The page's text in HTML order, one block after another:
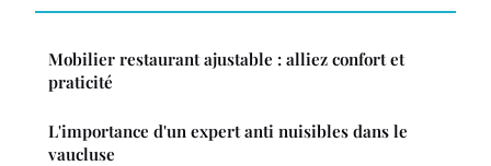
Mobilier restaurant ajustable : alliez confort et
praticité
L'importance d'un expert anti nuisibles dans le
vaucluse